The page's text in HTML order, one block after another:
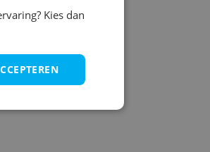
Kies dan